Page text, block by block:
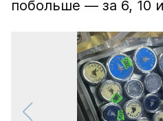
побольше — за 6, 10